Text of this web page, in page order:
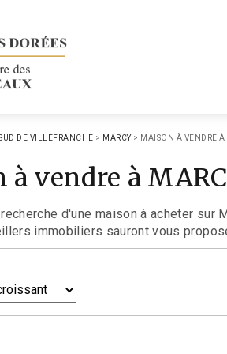
DE VILLEFRANCHE > MARCY> MAISON À VENDRE À
à vendre à
d'une maison à acheter
immobiliers sauront vous